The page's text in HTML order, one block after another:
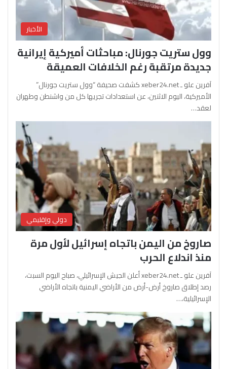
الأخبار
وول ستريت جورنال: مباحثات أميركية إيرانية
جديدة مرتقبة رغم الخلافات العميقة
آفرين علو ـ xeber24.net كشفت صحيفة “وول ستريت جورنال”
الأميركية، اليوم الاثنين، عن استعدادات تجريها كل من واشنطن وطهران
لعقد…
دولي وإقليمي
صاروخ من اليمن باتجاه إسرائيل لأول مرة
منذ اندلاع الحرب
آفرين علو ـ xeber24.net أعلن الجيش الإسرائيلي، صباح اليوم السبت،
رصد إطلاق صاروخ أرض-أرض من الأراضي اليمنية باتجاه الأراضي
الإسرائيلية،…